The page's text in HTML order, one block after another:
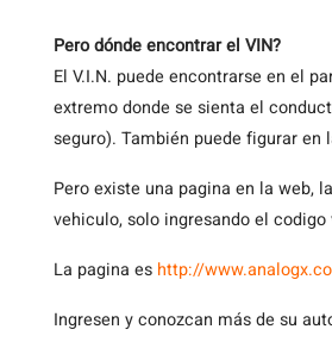
Pero dónde encontrar el VIN?
El V.I.N. puede encontrarse en el
extremo donde se sienta el
seguro). También puede figurar
Pero existe una pagina en la web,
vehiculo, solo ingresando el
La pagina es http://
Ingresen y conozcan más de su